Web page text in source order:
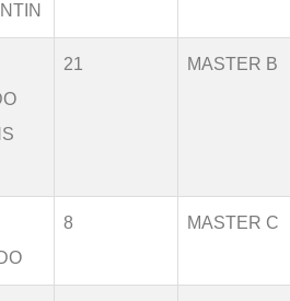
21 MASTER B
8 MASTER C